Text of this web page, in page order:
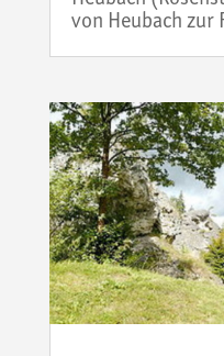
von Heubach zur